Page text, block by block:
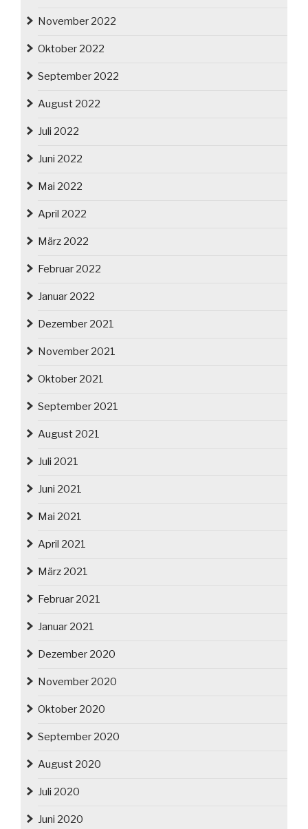
November 2022
Oktober 2022
September 2022
August 2022
Juli 2022
Juni 2022
Mai 2022
April 2022
März 2022
Februar 2022
Januar 2022
Dezember 2021
November 2021
Oktober 2021
September 2021
August 2021
Juli 2021
Juni 2021
Mai 2021
April 2021
März 2021
Februar 2021
Januar 2021
Dezember 2020
November 2020
Oktober 2020
September 2020
August 2020
Juli 2020
Juni 2020